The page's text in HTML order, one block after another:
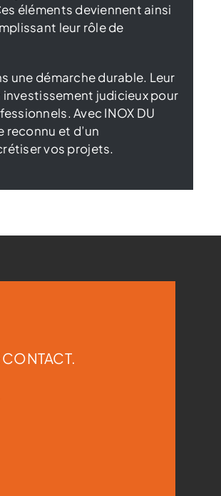
éléments deviennent ainsi
leur rôle de
une démarche durable. Leur
judicieux pour
Avec INOX DU
reconnu et d’un
vos projets.